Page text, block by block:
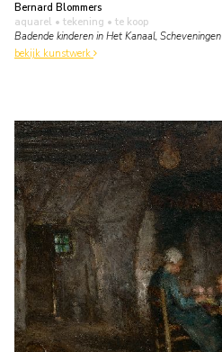
Bernard Blommers
aquarel • tekening • te koop
Badende kinderen in Het Kanaal, Scheveningen
bekijk kunstwerk